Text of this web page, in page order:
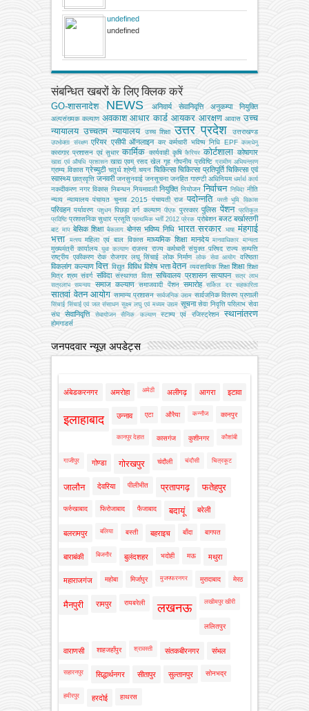
undefined
undefined
संबन्धित खबरों के लिए क्लिक करें
GO-शासनादेश NEWS अनिवार्य सेवानिवृत्ति अनुकम्पा नियुक्ति
अल्‍पसंख्‍यक कल्‍याण अवकाश आधार कार्ड आयकर आरक्षण आवास उच्च
न्यायालय उच्चतम न्यायालय उच्‍च शिक्षा उत्तर प्रदेश उत्तराखण्ड
उपभोक्‍ता संरक्षण एरियर एसीपी ऑनलाइन कर कर्मचारी भविष्य निधि EPF कामधेनु
कारागार प्रशासन एवं सुधार कार्मिक कार्यवाही कृषि कैरियर कोर्टशाला कोषागार
खाद्य एवं औषधि प्रशासन खाद्य एवम् रसद खेल गृह गोपनीय प्रविष्टि ग्रामीण अभियन्‍त्रण
ग्राम्य विकास ग्रेच्युटी चतुर्थ श्रेणी चयन चिकित्सा चिकित्सा प्रतिपूर्ति चिकित्‍सा एवं
स्वास्थ्य छात्रवृत्ति जनवरी जनसुनवाई जनसूचना जनहित गारण्टी अधिनियम धर्मार्थ कार्य
नकदीकरण नगर विकास निबन्‍धन नियमावली नियुक्ति नियोजन निर्वाचन निविदा नीति
न्याय न्यायालय पंचायत चुनाव 2015 पंचायती राज पदोन्नति परती भूमि विकास
परिवहन पर्यावरण पशुधन पिछड़ा वर्ग कल्‍याण पीएफ पुरस्कार पुलिस पेंशन
प्रतिकूल
प्रविष्टि प्रशासनिक सुधार प्रसूति प्राथमिक भर्ती 2012 प्रेरक प्रोबेशन बजट बर्खास्तगी
बाट माप बेसिक शिक्षा बैकलाग बोनस भविष्य निधि भारत सरकार भाषा मंहगाई
भत्ता
मत्‍स्‍य महिला एवं बाल विकास माध्यमिक शिक्षा मानदेय मानवाधिकार मान्यता
मुख्‍यमंत्री कार्यालय युवा कल्याण राजस्व राज्य कर्मचारी संयुक्त परिषद राज्य सम्पत्ति
राष्ट्रीय एकीकरण रोक रोजगार लघु सिंचाई लोक निर्माण लोक सेवा आयोग वरिष्ठता
विकलांग कल्याण वित्त विद्युत विविध विशेष भत्ता वेतन व्‍यवसायिक शिक्षा शिक्षा शिक्षा
मित्र श्रम संवर्ग संविदा संस्‍थागत वित्‍त सचिवालय प्रशासन सत्यापन सत्र लाभ
सत्रलाभ
समन्वय समाज कल्याण समाजवादी पेंशन समारोह सर्किल दर सहकारिता
सातवां वेतन आयोग सामान्य प्रशासन सार्वजनिक उद्यम सार्वजनिक वितरण प्रणाली
सिंचाई सिंचाई एवं जल संसाधन सूक्ष्म लघु एवं मध्यम उद्यम सूचना सेवा निवृत्ति परिलाभ सेवा
संघ
सेवानिवृत्ति सेवायोजन सैनिक कल्‍याण स्टाम्प एवं रजिस्ट्रेशन स्थानांतरण
होमगाडर्स
जनपदवार न्यूज़ अपडेट्स
अंबेडकरनगर अमरोहा अमेठी अलीगढ़ आगरा इटावा
इलाहाबाद उन्नाव एटा औरैया कन्नौज कानपुर
कानपुर देहात कासगंज कुशीनगर कौशांबी
गाजीपुर गोण्डा गोरखपुर चंदौली चंदौसी चित्रकूट
जालौन देवरिया पीलीभीत प्रतापगढ़ फतेहपुर
फर्रुखाबाद फिरोजाबाद फैजाबाद बदायूं बरेली
बलरामपुर बलिया बस्ती बहराइच बाँदा बागपत
बाराबंकी बिजनौर बुलंदशहर भदोही मऊ मथुरा
महाराजगंज महोबा मिर्जापुर मुजफ्फरनगर मुरादाबाद मेरठ
मैनपुरी रामपुर रायबरेली लखनऊ लखीमपुर खीरी
ललितपुर
वाराणसी शाहजहाँपुर श्रावस्ती संतकबीरनगर संभल
सहारनपुर सिद्धार्थनगर सीतापुर सुल्तानपुर सोनभद्र
हमीरपुर हरदोई हाथरस